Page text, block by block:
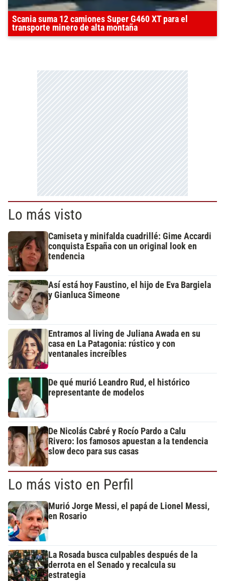
Scania suma 12 camiones Super G460 XT para el
transporte minero de alta montaña
Lo más visto
Camiseta y minifalda cuadrillé: Gime Accardi
conquista España con un original look en
tendencia
Así está hoy Faustino, el hijo de Eva Bargiela
y Gianluca Simeone
Entramos al living de Juliana Awada en su
casa en La Patagonia: rústico y con
ventanales increíbles
De qué murió Leandro Rud, el histórico
representante de modelos
De Nicolás Cabré y Rocío Pardo a Calu
Rivero: los famosos apuestan a la tendencia
slow deco para sus casas
Lo más visto en Perfil
Murió Jorge Messi, el papá de Lionel Messi,
en Rosario
La Rosada busca culpables después de la
derrota en el Senado y recalcula su
estrategia